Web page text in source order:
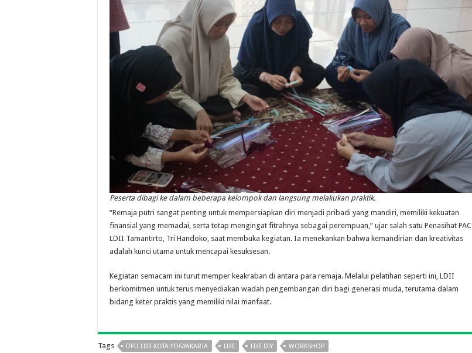
Peserta dibagi ke dalam beberapa kelompok dan langsung melakukan praktik.
“Remaja putri sangat penting untuk mempersiapkan diri menjadi pribadi yang mandiri, memiliki kekuatan
finansial yang memadai, serta tetap mengingat fitrahnya sebagai perempuan,” ujar salah satu Penasihat PAC
LDII Tamantirto, Tri Handoko, saat membuka kegiatan. Ia menekankan bahwa kemandirian dan kreativitas
adalah kunci utama untuk mencapai kesuksesan.
Kegiatan semacam ini turut memper keakraban di antara para remaja. Melalui pelatihan seperti ini, LDII
berkomitmen untuk terus menyediakan wadah pengembangan diri bagi generasi muda, terutama dalam
bidang keter praktis yang memiliki nilai manfaat.
Tags DPD LDII KOTA YOGYAKARTA LDII LDII DIY WORKSHOP